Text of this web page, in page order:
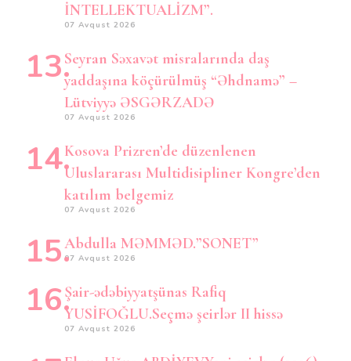
İNTELLEKTUALİZM”.
07 Avqust 2026
Seyran Səxavət misralarında daş
yaddaşına köçürülmüş “Əhdnamə” –
Lütviyyə ƏSGƏRZADƏ
07 Avqust 2026
Kosova Prizren’de düzenlenen
Uluslararası Multidisipliner Kongre’den
katılım belgemiz
07 Avqust 2026
Abdulla MƏMMƏD.”SONET”
07 Avqust 2026
Şair-ədəbiyyatşünas Rafiq
YUSİFOĞLU.Seçmə şeirlər II hissə
07 Avqust 2026